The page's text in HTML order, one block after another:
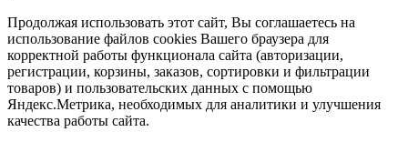
Продолжая использовать этот сайт, Вы соглашаетесь на
использование файлов cookies Вашего браузера для
корректной работы функционала сайта (авторизации,
регистрации, корзины, заказов, сортировки и фильтрации
товаров) и пользовательских данных с помощью
Яндекс.Метрика, необходимых для аналитики и улучшения
качества работы сайта.